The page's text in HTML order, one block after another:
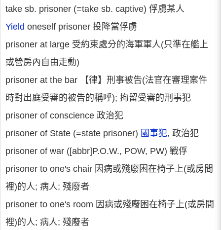
take sb. prisoner (=take sb. captive) 俘虜某人
Yield oneself prisoner 投降當俘虜
prisoner at large 受約束處分的海軍軍人(只準在艦上
或營房內自由走動)
prisoner at the bar 【律】刑事被告(法官在審理案件
時對出庭受審的被告的稱呼); 拘留受審的刑事犯
prisoner of conscience 政治犯
prisoner of State (=state prisoner) 國事犯, 政治犯
prisoner of war ([abbr]P.O.W., POW, PW) 戰俘
prisoner to one's chair 因病或殘廢困在椅子上(或房間
裡)的人; 病人; 殘廢者
prisoner to one's room 因病或殘廢困在椅子上(或房間
裡)的人; 病人; 殘廢者